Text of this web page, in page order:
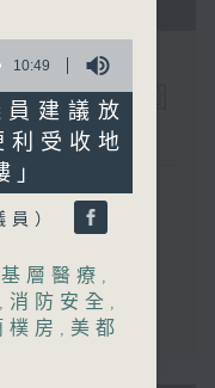
參差 申
署三項圖
- 18:00)
訴專員主動
作時中暑指
10:49
建議放
受收地
」
員）
基層醫療 ,
, 消防安全 ,
樸房 , 美都